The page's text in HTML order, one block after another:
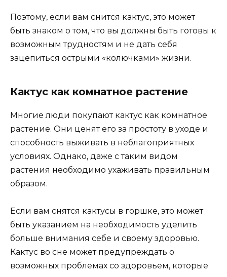
Поэтому, если вам снится кактус, это может
быть знаком о том, что вы должны быть готовы к
возможным трудностям и не дать себя
зацепиться острыми «колючками» жизни.
Кактус как комнатное растение
Многие люди покупают кактус как комнатное
растение. Они ценят его за простоту в уходе и
способность выживать в неблагоприятных
условиях. Однако, даже с таким видом
растения необходимо ухаживать правильным
образом.
Если вам снятся кактусы в горшке, это может
быть указанием на необходимость уделить
больше внимания себе и своему здоровью.
Кактус во сне может предупреждать о
возможных проблемах со здоровьем, которые